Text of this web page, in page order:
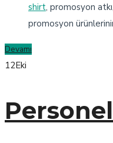
shirt, promosyon
promosyon
Devamı
12Eki